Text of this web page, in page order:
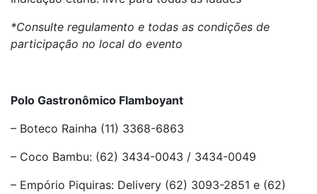
*Consulte regulamento e todas as condições de
participação no local do evento
Polo Gastronômico Flamboyant
– Boteco Rainha (11) 3368-6863
– Coco Bambu: (62) 3434-0043 / 3434-0049
– Empório Piquiras: Delivery (62) 3093-2851 e (62)